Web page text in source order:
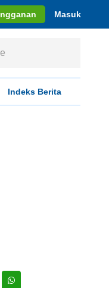
Masuk
Indeks Berita